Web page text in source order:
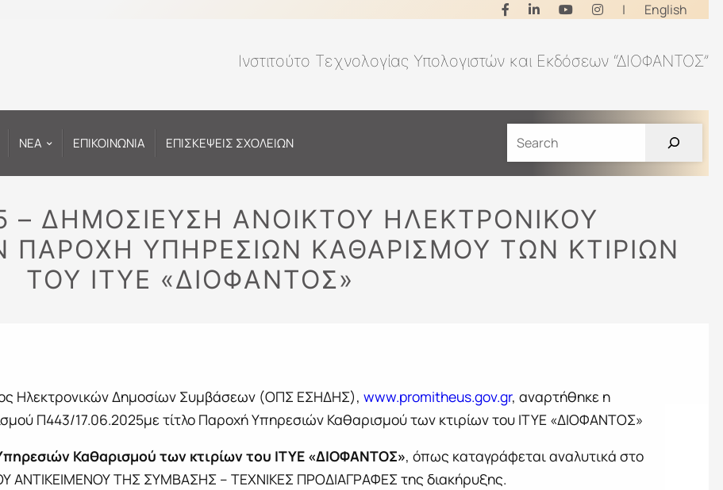
| English
Ινστιτούτο Τεχνολογίας Υπολογιστών και Εκδόσεων “ΔΙΟΦΑΝΤΟΣ”
ΝΕΑ ΕΠΙΚΟΙΝΩΝΙΑ ΕΠΙΣΚΕΨΕΙΣ ΣΧΟΛΕΙΩΝ
– ΔΗΜΟΣΊΕΥΣΗ ΑΝΟΙΚΤΟΎ ΗΛΕΚΤΡΟΝΙΚΟΎ
ΠΑΡΟΧΉ ΥΠΗΡΕΣΙΏΝ ΚΑΘΑΡΙΣΜΟΎ ΤΩΝ ΚΤΙΡΊΩΝ
ΤΟΥ ΙΤΥΕ «ΔΙΟΦΑΝΤΟΣ»
Ηλεκτρονικών Δημοσίων Συμβάσεων (ΟΠΣ ΕΣΗΔΗΣ), www.promitheus.gov.gr, αναρτήθηκε η
Π443/17.06.2025με τίτλο Παροχή Υπηρεσιών Καθαρισμού των κτιρίων του ΙΤΥΕ «ΔΙΟΦΑΝΤΟΣ»
Καθαρισμού των κτιρίων του ΙΤΥΕ «ΔΙΟΦΑΝΤΟΣ», όπως καταγράφεται αναλυτικά στο
ΑΝΤΙΚΕΙΜΕΝΟΥ ΤΗΣ ΣΥΜΒΑΣΗΣ – ΤΕΧΝΙΚΕΣ ΠΡΟΔΙΑΓΡΑΦΕΣ της διακήρυξης.